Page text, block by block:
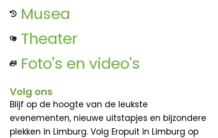
Musea
Theater
Foto's en video's
Volg ons
Blijf op de hoogte van de leukste
evenementen, nieuwe uitstapjes en bijzondere
plekken in Limburg. Volg Eropuit in Limburg op